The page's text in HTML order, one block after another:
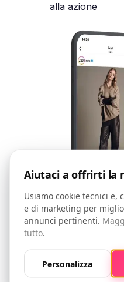
alla azione
Aiutaci a offrirti la
Usiamo cookie tecnici e,
e di marketing per
annunci pertinenti.
tutto.
Personalizza